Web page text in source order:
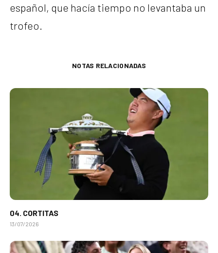
español, que hacía tiempo no levantaba un
trofeo.
NOTAS RELACIONADAS
04. CORTITAS
13/07/2026